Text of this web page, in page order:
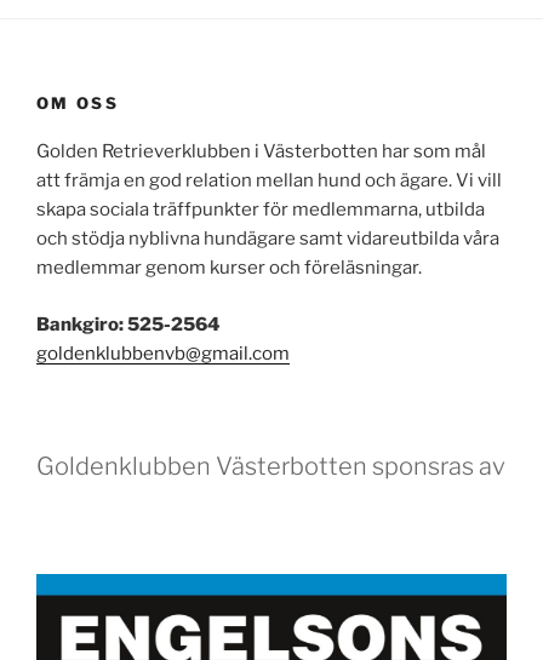
OM OSS
Golden Retrieverklubben i Västerbotten har som mål
att främja en god relation mellan hund och ägare. Vi vill
skapa sociala träffpunkter för medlemmarna, utbilda
och stödja nyblivna hundägare samt vidareutbilda våra
medlemmar genom kurser och föreläsningar.
Bankgiro: 525-2564
goldenklubbenvb@gmail.com
Goldenklubben Västerbotten sponsras av